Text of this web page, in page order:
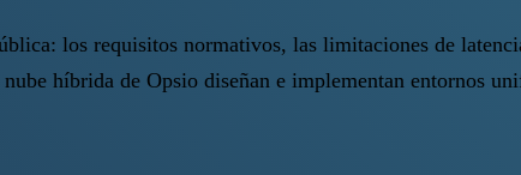
los requisitos normativos, las limitaciones de
híbrida de Opsio diseñan e implementan entornos